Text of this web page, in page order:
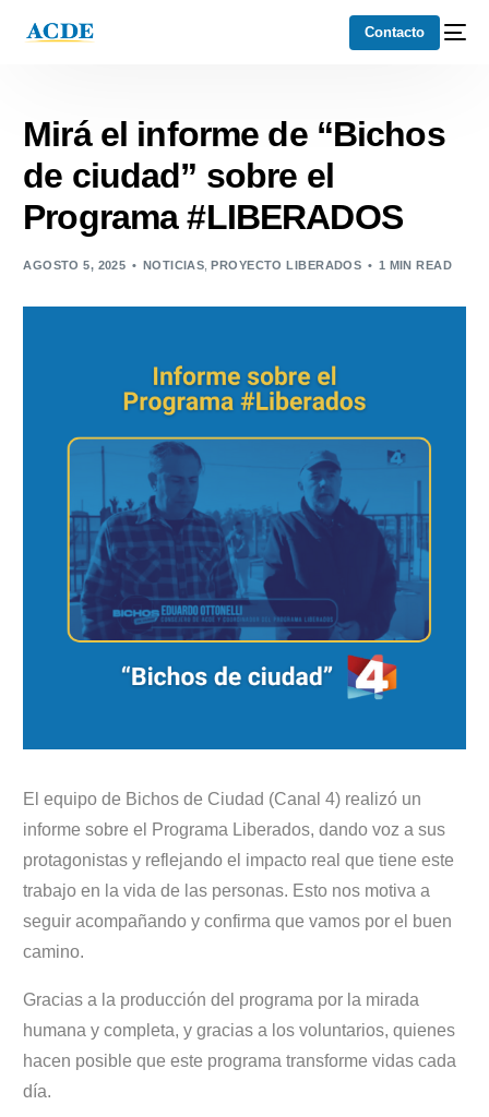
Contacto
Mirá el informe de “Bichos
de ciudad” sobre el
Programa #LIBERADOS
AGOSTO 5, 2025 NOTICIAS ,PROYECTO LIBERADOS 1 MIN READ
El equipo de Bichos de Ciudad (Canal 4) realizó un
informe sobre el Programa Liberados, dando voz a sus
protagonistas y reflejando el impacto real que tiene este
trabajo en la vida de las personas. Esto nos motiva a
seguir acompañando y confirma que vamos por el buen
camino.
Gracias a la producción del programa por la mirada
humana y completa, y gracias a los voluntarios, quienes
hacen posible que este programa transforme vidas cada
día.